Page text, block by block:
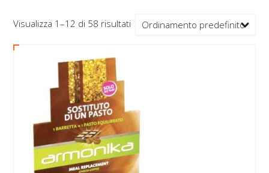
Visualizza 1–12 di 58 risultati Ordinamento predefinito